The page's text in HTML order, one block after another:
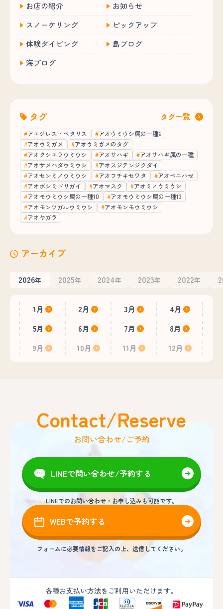
お店の紹介
お知らせ
スノーケリング
ピックアップ
体験ダイビング
島ブログ
海ブログ
タグ タグ一覧
アエジレス・ペタリス
アオウミウシ属の一種6
アオウミガメ
アオウミガメのタグ
アオクシエラウミウシ
アオサハギ
アオサハギ属の一種
アオサメハダウミウシ
アオスジテンジクダイ
アオセンミノウミウシ
アオフチキセワタ
アオベニハゼ
アオボシミドリガイ
アオマスク
アオミノウミウシ
アオモウミウシ属の一種10
アオモウミウシ属の一種13
アオモンツガルウミウシ
アオモンモウミウシ
アオヤガラ
アーカイブ
2026年 2025年 2024年 2023年 2022年
1月 2月 3月
4月
5月
6月 7月
8月
9月
10月 11月 12月
Contact/Reserve
お問い合わせ/ご予約
LINEで問い合わせ/予約する
LINEでのお問い合わせ・お申し込みも可能です。
WEBで予約する
フォームに必要情報をご記入の上、送信してください。
各種お支払い方法をご利用いただけます。